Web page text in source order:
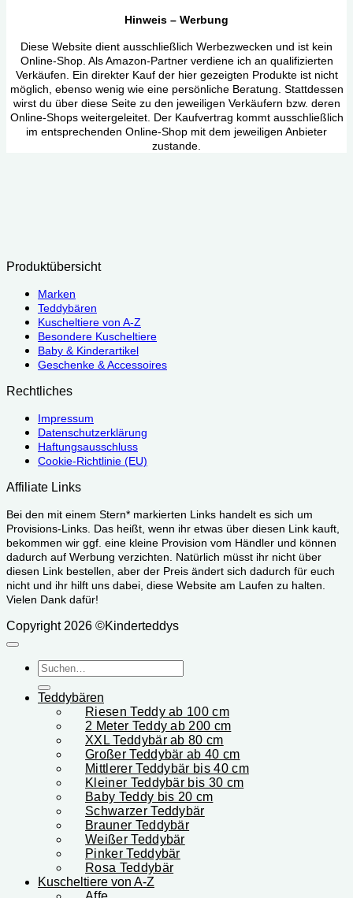
Hinweis – Werbung
Diese Website dient ausschließlich Werbezwecken und ist kein
Online-Shop. Als Amazon-Partner verdiene ich an qualifizierten
Verkäufen. Ein direkter Kauf der hier gezeigten Produkte ist nicht
möglich, ebenso wenig wie eine persönliche Beratung. Stattdessen
wirst du über diese Seite zu den jeweiligen Verkäufern bzw. deren
Online-Shops weitergeleitet. Der Kaufvertrag kommt ausschließlich
im entsprechenden Online-Shop mit dem jeweiligen Anbieter
zustande.
Produktübersicht
Marken
Teddybären
Kuscheltiere von A-Z
Besondere Kuscheltiere
Baby & Kinderartikel
Geschenke & Accessoires
Rechtliches
Impressum
Datenschutzerklärung
Haftungsausschluss
Cookie-Richtlinie (EU)
Affiliate Links
Bei den mit einem Stern* markierten Links handelt es sich um
Provisions-Links. Das heißt, wenn ihr etwas über diesen Link kauft,
bekommen wir ggf. eine kleine Provision vom Händler und können
dadurch auf Werbung verzichten. Natürlich müsst ihr nicht über
diesen Link bestellen, aber der Preis ändert sich dadurch für euch
nicht und ihr hilft uns dabei, diese Website am Laufen zu halten.
Vielen Dank dafür!
Copyright 2026 ©Kinderteddys
Suchen
nach:
Teddybären
Riesen Teddy ab 100 cm
2 Meter Teddy ab 200 cm
XXL Teddybär ab 80 cm
Großer Teddybär ab 40 cm
Mittlerer Teddybär bis 40 cm
Kleiner Teddybär bis 30 cm
Baby Teddy bis 20 cm
Schwarzer Teddybär
Brauner Teddybär
Weißer Teddybär
Pinker Teddybär
Rosa Teddybär
Kuscheltiere von A-Z